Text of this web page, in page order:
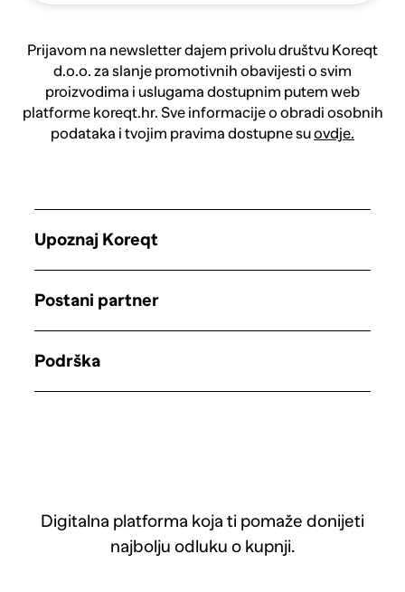
Prijavom na newsletter dajem privolu društvu Koreqt
d.o.o. za slanje promotivnih obavijesti o svim
proizvodima i uslugama dostupnim putem web
platforme koreqt.hr. Sve informacije o obradi osobnih
podataka i tvojim pravima dostupne suovdje.
Digitalna platforma koja ti pomaže donijeti
najbolju odluku o kupnji.
Upoznaj Koreqt
Postani partner
Podrška